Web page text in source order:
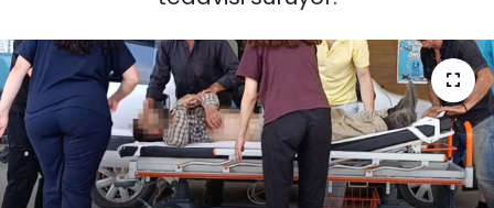
SPOR
11:11 MANŞET